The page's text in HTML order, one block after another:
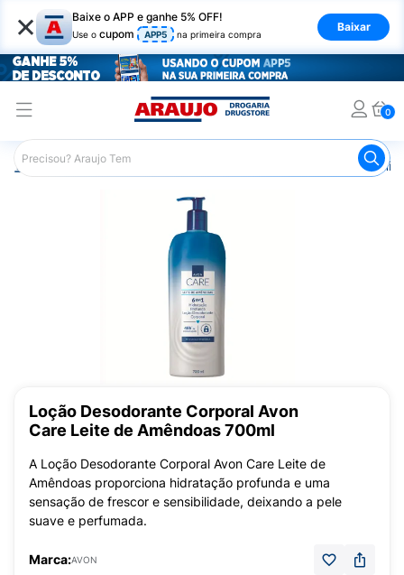
× Baixe o APP e ganhe 5% OFF!
Use o cupom APP5 na primeira compra
Baixar
0
Araujo Beleza e Cuidados
Loção Desodorante Corporal Avon
Care Leite de Amêndoas 700ml
A Loção Desodorante Corporal Avon Care Leite de
Amêndoas proporciona hidratação profunda e uma
sensação de frescor e sensibilidade, deixando a pele
suave e perfumada.
Marca:AVON